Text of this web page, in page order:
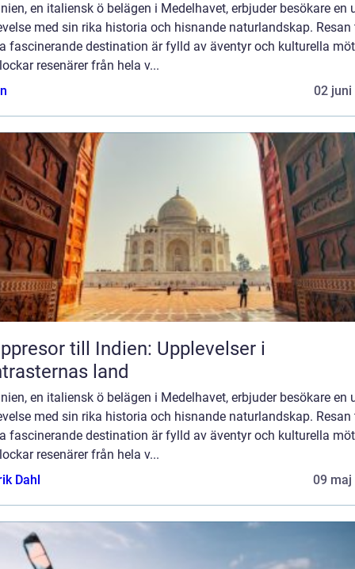
en italiensk ö belägen i Medelhavet, erbjuder besökare en
med sin rika historia och hisnande naturlandskap. Resan
fascinerande destination är fylld av äventyr och kulturella
resenärer från hela v...
02 juni
till Indien: Upplevelser i
land
en italiensk ö belägen i Medelhavet, erbjuder besökare en
med sin rika historia och hisnande naturlandskap. Resan
fascinerande destination är fylld av äventyr och kulturella
resenärer från hela v...
Dahl
09 maj